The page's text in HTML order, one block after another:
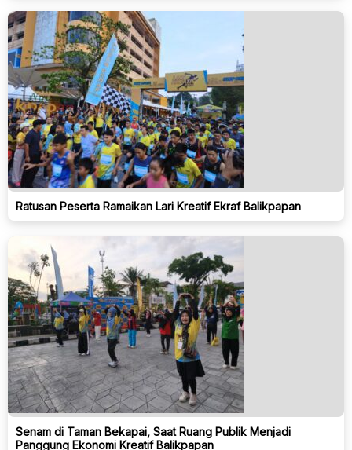
Ratusan Peserta Ramaikan Lari Kreatif Ekraf Balikpapan
Senam di Taman Bekapai, Saat Ruang Publik Menjadi
Panggung Ekonomi Kreatif Balikpapan